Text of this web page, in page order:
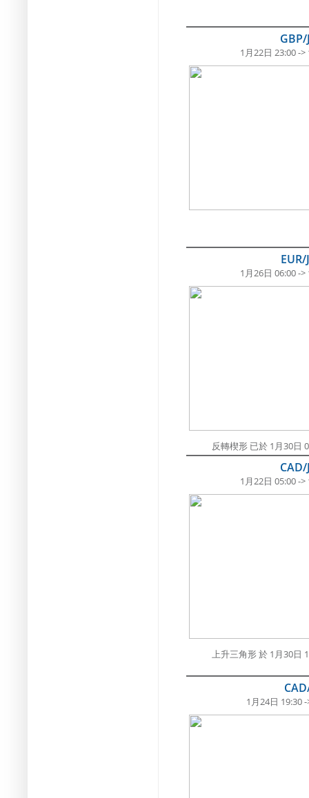
GBP/
1月22日 23:00 -
EUR/
1月26日 06:00 -
反轉楔形 已於 1月30日
CAD/
1月22日 05:00 -
上升三角形 於 1月30日
1月24日 19:30